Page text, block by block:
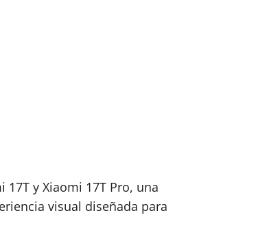
y Xiaomi 17T Pro, una
visual diseñada para